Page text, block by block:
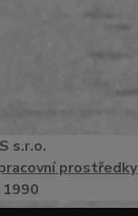
S s.r.o.
prostředky
1990